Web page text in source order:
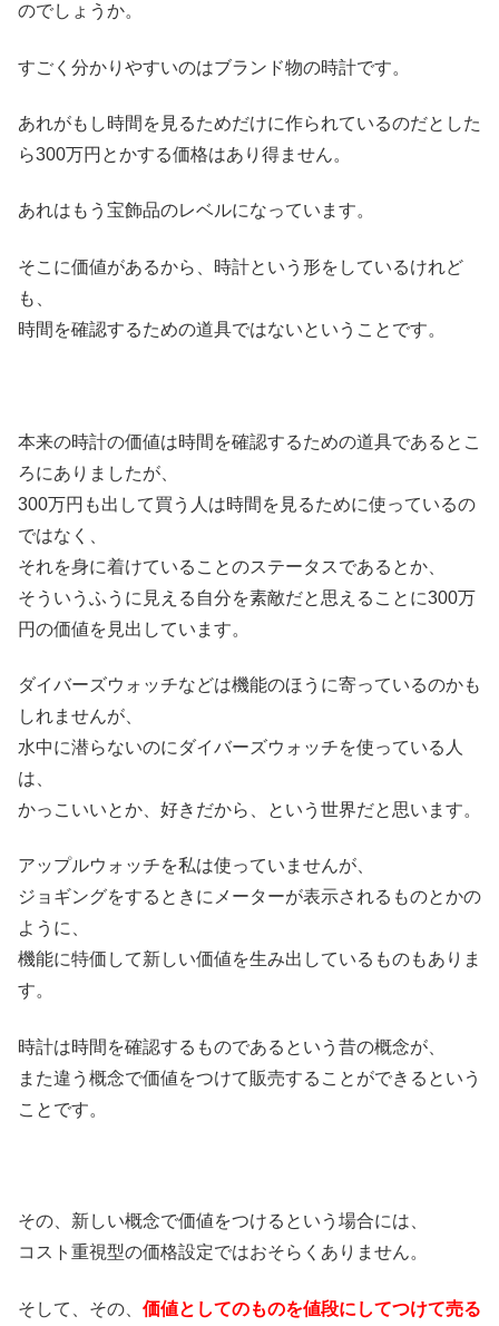
のでしょうか。
すごく分かりやすいのはブランド物の時計です。
あれがもし時間を見るためだけに作られているのだとした
ら300万円とかする価格はあり得ません。
あれはもう宝飾品のレベルになっています。
そこに価値があるから、時計という形をしているけれど
も、
時間を確認するための道具ではないということです。
本来の時計の価値は時間を確認するための道具であるとこ
ろにありましたが、
300万円も出して買う人は時間を見るために使っているの
ではなく、
それを身に着けていることのステータスであるとか、
そういうふうに見える自分を素敵だと思えることに300万
円の価値を見出しています。
ダイバーズウォッチなどは機能のほうに寄っているのかも
しれませんが、
水中に潜らないのにダイバーズウォッチを使っている人
は、
かっこいいとか、好きだから、という世界だと思います。
アップルウォッチを私は使っていませんが、
ジョギングをするときにメーターが表示されるものとかの
ように、
機能に特価して新しい価値を生み出しているものもありま
す。
時計は時間を確認するものであるという昔の概念が、
また違う概念で価値をつけて販売することができるという
ことです。
その、新しい概念で価値をつけるという場合には、
コスト重視型の価格設定ではおそらくありません。
そして、その、 価値としてのものを値段にしてつけて売る